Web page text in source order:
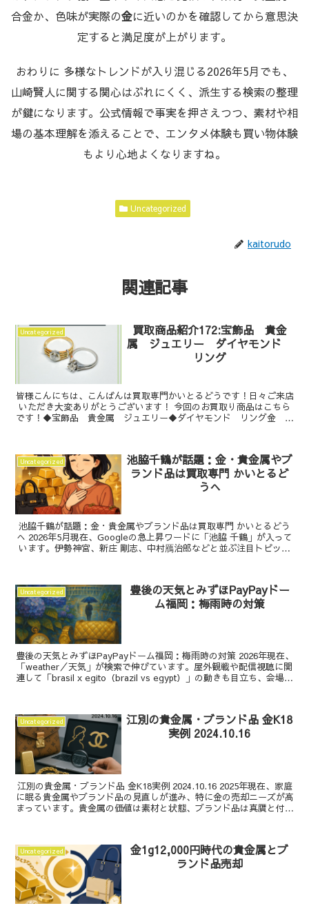
合金か、色味が実際の金に近いのかを確認してから意思決
定すると満足度が上がります。
おわりに 多様なトレンドが入り混じる2026年5月でも、
山崎賢人に関する関心はぶれにくく、派生する検索の整理
が鍵になります。公式情報で事実を押さえつつ、素材や相
場の基本理解を添えることで、エンタメ体験も買い物体験
もより心地よくなりますね。
Uncategorized
kaitorudo
関連記事
Uncategorized
買取商品紹介172:宝飾品 貴金
属 ジュエリー ダイヤモンド
リング
皆様こんにちは、こんばんは買取専門かいとるどうです！日々ご来店
いただき大変ありがとうございます！ 今回のお買取り商品はこちら
です！◆宝飾品 貴金属 ジュエリー◆ダイヤモンド リング金 ゴ
Uncategorized
池脇千鶴が話題：金・貴金属やブ
ランド品は買取専門 かいとるど
うへ
池脇千鶴が話題：金・貴金属やブランド品は買取専門 かいとるどう
へ 2026年5月現在、Googleの急上昇ワードに「池脇 千鶴」が入って
います。伊勢神宮、新庄 剛志、中村鴈治郎などと並ぶ注目トピック
Uncategorized
豊後の天気とみずほPayPayドー
ム福岡：梅雨時の対策
豊後の天気とみずほPayPayドーム福岡：梅雨時の対策 2026年現在、
「weather／天気」が検索で伸びています。屋外観戦や配信視聴に関
連して「brasil x egito（brazil vs egypt）」の動きも目立ち、会場名
Uncategorized
江別の貴金属・ブランド品 金K18
実例 2024.10.16
江別の貴金属・ブランド品 金K18実例 2024.10.16 2025年現在、家庭
に眠る貴金属やブランド品の見直しが進み、特に金の売却ニーズが高
まっています。貴金属の価値は素材と状態、ブランド品は真贋と付属
Uncategorized
金1g12,000円時代の貴金属とブ
ランド品売却